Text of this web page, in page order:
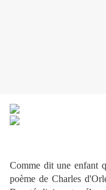
Comme dit une enfant
poème de Charles